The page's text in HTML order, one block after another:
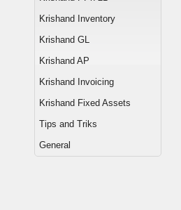
Krishand Inventory
Krishand GL
Krishand AP
Krishand Invoicing
Krishand Fixed Assets
Tips and Triks
General